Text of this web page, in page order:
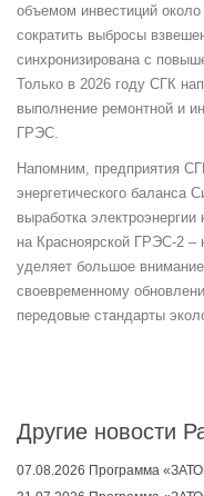
объемом инвестиций
сократить выбросы
синхронизирована с
Только в 2026 году СГК
выполнение ремонтной и
ГРЭС.
Напомним, предприятия
энергетического баланса
выработка
на Красноярской ГРЭС-2 –
уделяет большое
своевременному
передовые стандарты
Другие новости
07.08.2026 Программа